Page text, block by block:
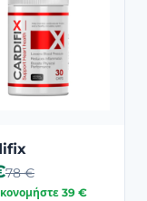
78 €
39 €